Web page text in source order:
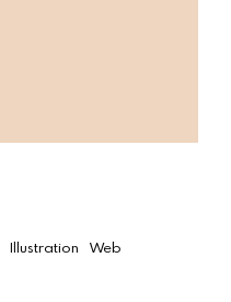
Illustration Web